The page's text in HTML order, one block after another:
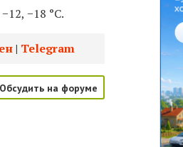
−18 °C.
| Telegram
Обсудить на форуме